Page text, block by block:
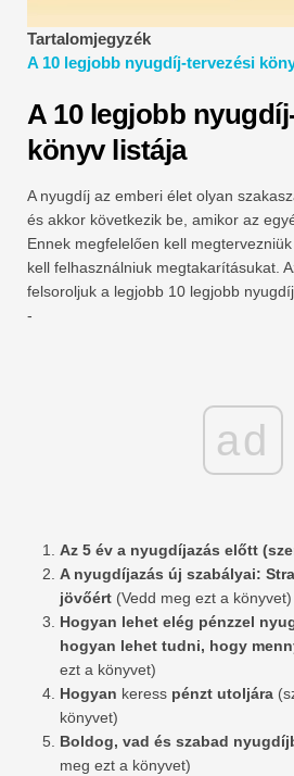
Teljes alak
Kockázatkezelési oktatóanyagok
Tartalomjegyzék
A 10 legjobb nyugdíj-tervezési
A 10 legjobb
könyv listája
A nyugdíj az emberi élet olyan
és akkor következik be, amikor az
Ennek megfelelően kell
kell felhasználniuk megtakarításukat.
felsoroljuk a legjobb 10 legjobb
-
ad
Az 5 év a nyugdíjazás előtt
A nyugdíjazás új szabályai:
jövőért (Vedd meg ezt a könyvet)
Hogyan lehet elég pénzzel
hogyan lehet tudni, hogy
ezt a könyvet)
Hogyan keress pénzt utoljára
könyvet)
Boldog, vad és szabad
meg ezt a könyvet)